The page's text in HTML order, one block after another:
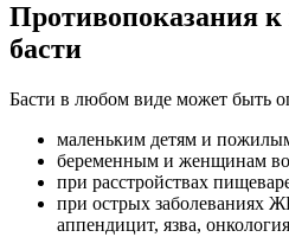
Противопоказания
басти
Басти в любом виде может быть
маленьким детям и
беременным и женщинам
при расстройствах
при острых заболеваниях
аппендицит, язва,